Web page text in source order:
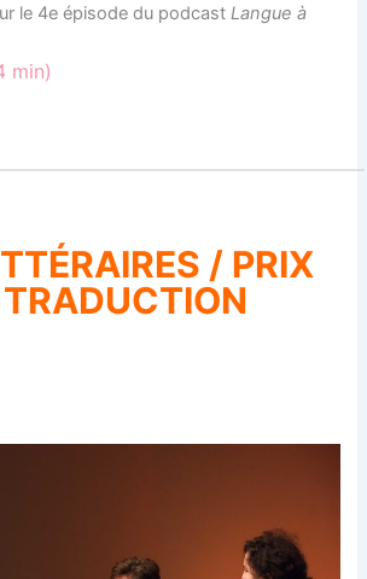
le 4e épisode du podcastLangue à
min)
/ PRIX